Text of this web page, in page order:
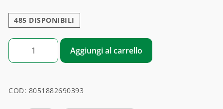
485 DISPONIBILI
ZEROLIP quantità
Aggiungi al carrello
COD: 8051882690393